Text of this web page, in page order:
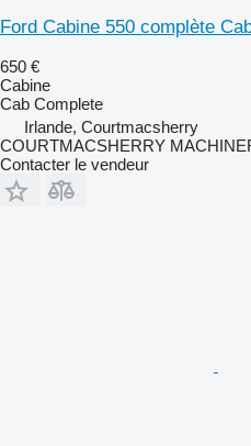
Ford Cabine 550 complète
650 €
Cabine
Cab Complete
Irlande, Courtmacsherry
COURTMACSHERRY
Contacter le vendeur